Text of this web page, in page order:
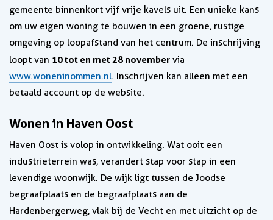
gemeente binnenkort vijf vrije kavels uit. Een unieke kans
om uw eigen woning te bouwen in een groene, rustige
omgeving op loopafstand van het centrum. De inschrijving
loopt van 10 tot en met 28 november via
www.woneninommen.nl. Inschrijven kan alleen met een
betaald account op de website.
Wonen in Haven Oost
Haven Oost is volop in ontwikkeling. Wat ooit een
industrieterrein was, verandert stap voor stap in een
levendige woonwijk. De wijk ligt tussen de Joodse
begraafplaats en de begraafplaats aan de
Hardenbergerweg, vlak bij de Vecht en met uitzicht op de